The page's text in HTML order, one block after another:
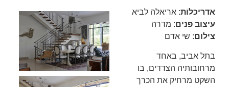
אדריכלות: אריאלה לביא
עיצוב פנים: מדרה
צילום: שי אדם
בתל אביב, באחד
מרחובותיה הצדדים, בו
השקט מרחיק את הכרך